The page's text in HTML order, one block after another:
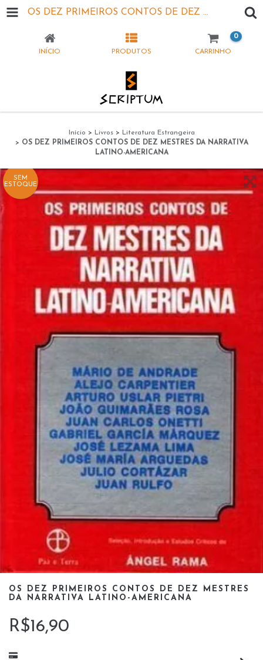
OS DEZ PRIMEIROS CONTOS DE DEZ MESTRES DA NARRATIVA LATINO-AMERICANA
INÍCIO PRODUTOS CARRINHO
0
Início > Livros > Literatura Estrangeira
> OS DEZ PRIMEIROS CONTOS DE DEZ MESTRES DA NARRATIVA
LATINO-AMERICANA
SEM
ESTOQUE
OS DEZ PRIMEIROS CONTOS DE DEZ MESTRES
DA NARRATIVA LATINO-AMERICANA
R$16,90